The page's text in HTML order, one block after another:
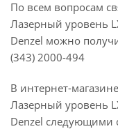
По всем вопросам
Лазерный уровень
Denzel можно
(343) 2000-494
В интернет-
Лазерный уровень
Denzel следующими